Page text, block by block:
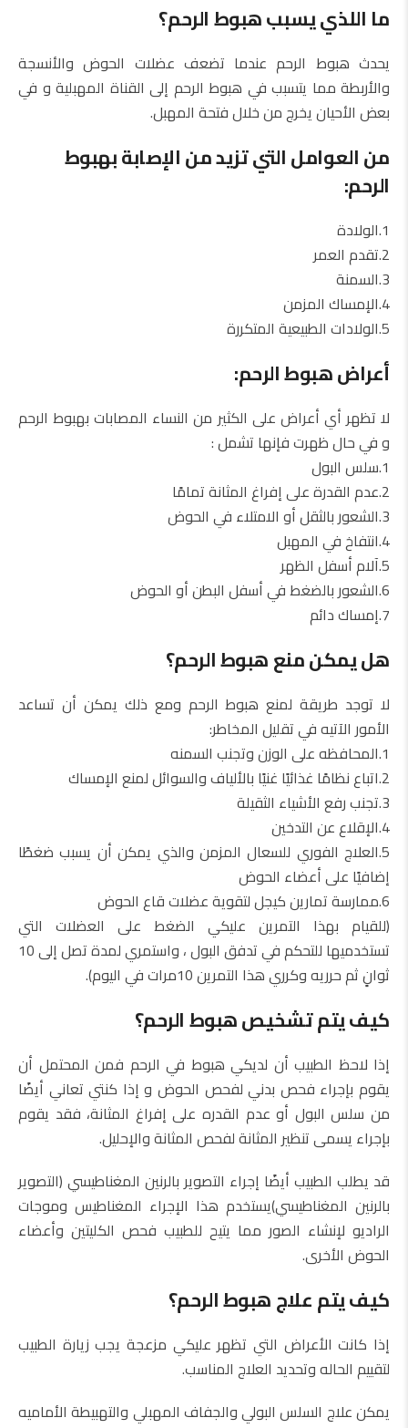
ما اللذي يسبب هبوط الرحم؟
يحدث هبوط الرحم عندما تضعف عضلات الحوض والأنسجة
والأربطة مما يتسبب في هبوط الرحم إلى القناة المهبلية و في
بعض الأحيان يخرج من خلال فتحة المهبل.
من العوامل التي تزيد من الإصابة بهبوط
الرحم:
1.الولادة
2.تقدم العمر
3.السمنة
4.الإمساك المزمن
5.الولادات الطبيعية المتكررة
أعراض هبوط الرحم:
لا تظهر أي أعراض على الكثير من النساء المصابات بهبوط الرحم
و في حال ظهرت فإنها تشمل :
1.سلس البول
2.عدم القدرة على إفراغ المثانة تمامًا
3.الشعور بالثقل أو الامتلاء في الحوض
4.انتفاخ في المهبل
5.آلام أسفل الظهر
6.الشعور بالضغط في أسفل البطن أو الحوض
7.إمساك دائم
هل يمكن منع هبوط الرحم؟
لا توجد طريقة لمنع هبوط الرحم ومع ذلك يمكن أن تساعد
الأمور الآتيه في تقليل المخاطر:
1.المحافظه على الوزن وتجنب السمنه
2.اتباع نظامًا غذائيًا غنيًا بالألياف والسوائل لمنع الإمساك
3.تجنب رفع الأشياء الثقيلة
4.الإقلاع عن التدخين
5.العلاج الفوري للسعال المزمن والذي يمكن أن يسبب ضغطًا
إضافيًا على أعضاء الحوض
6.ممارسة تمارين كيجل لتقوية عضلات قاع الحوض
(للقيام بهذا التمرين عليكي الضغط على العضلات التي
تستخدميها للتحكم في تدفق البول ، واستمري لمدة تصل إلى 10
ثوانٍ ثم حرريه وكرري هذا التمرين 10مرات في اليوم).
كيف يتم تشخيص هبوط الرحم؟
إذا لاحظ الطبيب أن لديكي هبوط في الرحم فمن المحتمل أن
يقوم بإجراء فحص بدني لفحص الحوض و إذا كنتي تعاني أيضًا
من سلس البول أو عدم القدره على إفراغ المثانة، فقد يقوم
بإجراء يسمى تنظير المثانة لفحص المثانة والإحليل.
قد يطلب الطبيب أيضًا إجراء التصوير بالرنين المغناطيسي (التصوير
بالرنين المغناطيسي)يستخدم هذا الإجراء المغناطيس وموجات
الراديو لإنشاء الصور مما يتيح للطبيب فحص الكليتين وأعضاء
الحوض الأخرى.
كيف يتم علاج هبوط الرحم؟
إذا كانت الأعراض التي تظهر عليكي مزعجة يجب زيارة الطبيب
لتقييم الحاله وتحديد العلاج المناسب.
يمكن علاج السلس البولي والجفاف المهبلي والتهبيطة الأماميه